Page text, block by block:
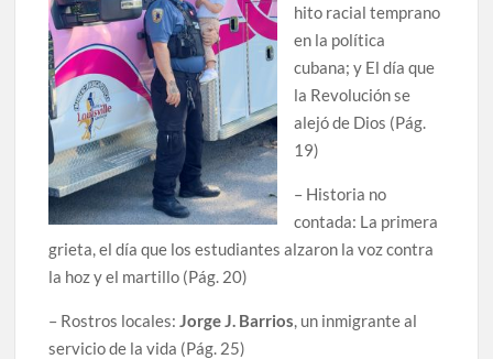
hito racial temprano
en la política
cubana; y El día que
la Revolución se
alejó de Dios (Pág.
19)
– Historia no
contada: La primera
grieta, el día que los estudiantes alzaron la voz contra
la hoz y el martillo (Pág. 20)
– Rostros locales:Jorge J. Barrios, un inmigrante al
servicio de la vida (Pág. 25)